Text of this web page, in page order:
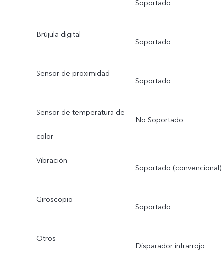
Soportado
Brújula digital
Soportado
Sensor de proximidad
Soportado
Sensor de temperatura de
color
No Soportado
Vibración
Soportado (convencional)
Giroscopio
Soportado
Otros
Disparador infrarrojo